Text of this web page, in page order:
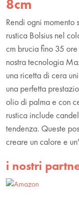
8cm
Rendi ogni
rustica Bolsius nel
cm brucia fino 35
nostra tecnologia
una ricetta di cera
una perfetta
olio di palma e con
rustica include
tendenza. Queste
creare un calore e
i nostri